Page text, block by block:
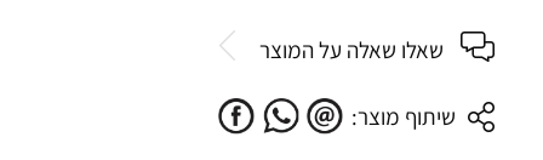
שאלו שאלה על המוצר
שיתוף מוצר: